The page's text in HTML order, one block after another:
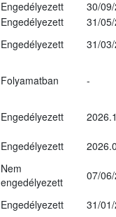
Engedélyezett
30/
Engedélyezett
31/
Engedélyezett
31/
Folyamatban -
Engedélyezett
Engedélyezett
Nem
engedélyezett
07/
Engedélyezett
31/